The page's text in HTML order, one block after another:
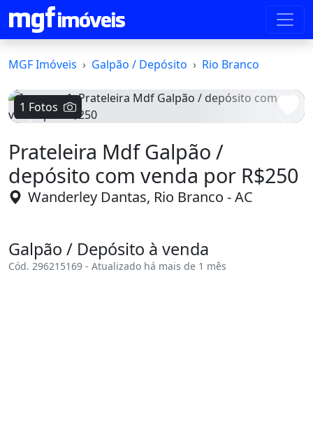
MGF Imóveis Galpão / Depósito Rio Branco
1 Fotos
Prateleira Mdf Galpão /
depósito com venda por R$250
Wanderley Dantas, Rio Branco - AC
Galpão / Depósito à venda
Cód. 296215169 - Atualizado há mais de 1 mês